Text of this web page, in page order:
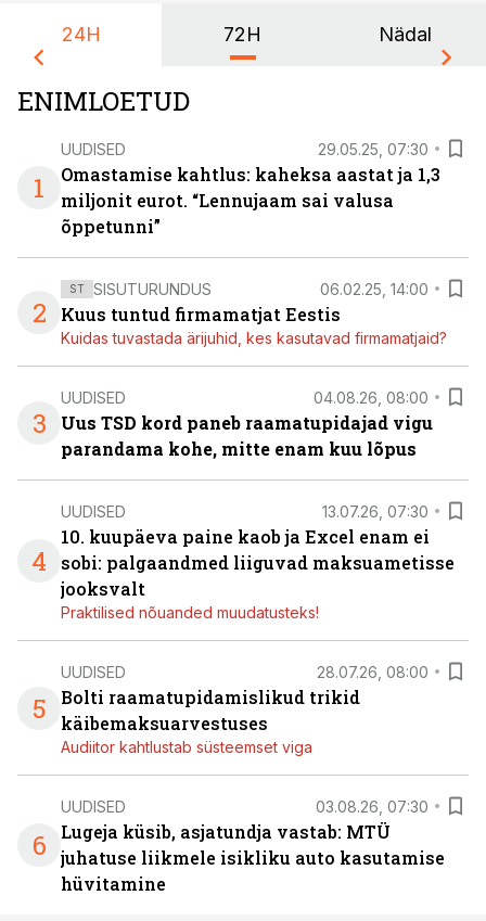
24H 72H Nädal
ENIMLOETUD
1
UUDISED 29.05.25, 07:30
Omastamise kahtlus: kaheksa aastat ja 1,3
miljonit eurot. “Lennujaam sai valusa
õppetunni”
2
ST SISUTURUNDUS 06.02.25, 14:00
Kuus tuntud firmamatjat Eestis
Kuidas tuvastada ärijuhid, kes kasutavad firmamatjaid?
3
UUDISED 04.08.26, 08:00
Uus TSD kord paneb raamatupidajad vigu
parandama kohe, mitte enam kuu lõpus
4
UUDISED 13.07.26, 07:30
10. kuupäeva paine kaob ja Excel enam ei
sobi: palgaandmed liiguvad maksuametisse
jooksvalt
Praktilised nõuanded muudatusteks!
5
UUDISED 28.07.26, 08:00
Bolti raamatupidamislikud trikid
käibemaksuarvestuses
Audiitor kahtlustab süsteemset viga
6
UUDISED 03.08.26, 07:30
Lugeja küsib, asjatundja vastab: MTÜ
juhatuse liikmele isikliku auto kasutamise
hüvitamine